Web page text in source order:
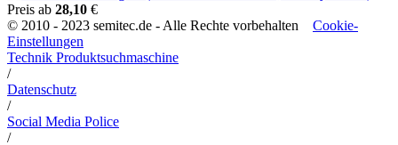
Preis ab 28,10 €
© 2010 - 2023 semitec.de - Alle Rechte vorbehalten Cookie-
Einstellungen
Technik Produktsuchmaschine
/
Datenschutz
/
Social Media Police
/